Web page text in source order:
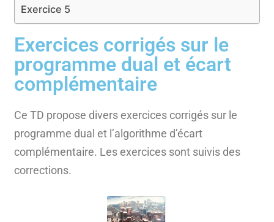
Exercice 5
Exercices corrigés sur le
programme dual et écart
complémentaire
Ce TD propose divers exercices corrigés sur le
programme dual et l’algorithme d’écart
complémentaire. Les exercices sont suivis des
corrections.